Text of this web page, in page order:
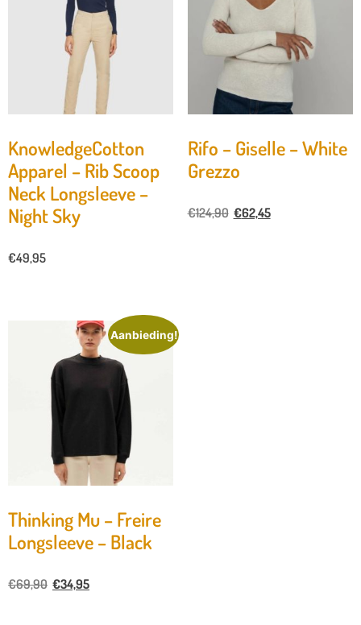
KnowledgeCotton
Apparel – Rib Scoop
Neck Longsleeve –
Night Sky
€49,95
Rifo – Giselle – White
Grezzo
€124,90 €62,45
Aanbieding!
Thinking Mu – Freire
Longsleeve – Black
€69,90 €34,95